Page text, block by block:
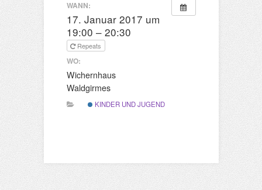
WANN:
17. Januar 2017 um
19:00 – 20:30
Repeats
WO:
Wichernhaus
Waldgirmes
KINDER UND JUGEND